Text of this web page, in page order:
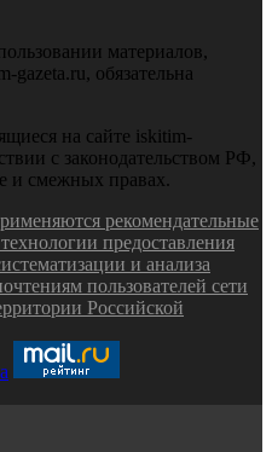
материалов,
обязательна
на сайте iskitim-
с законодательством РФ,
и смежных правах.
рекомендательные
предоставления
и анализа
пользователей сети
Российской